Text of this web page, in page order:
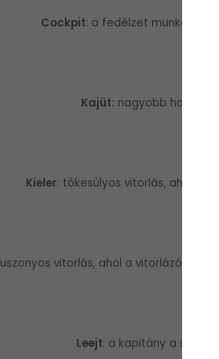
Cockpit: a fedélzet
Kajüt: nagyobb hajók
Kieler: tőkesúlyos vitorlás, ahol a
uszonyos vitorlás, ahol a vitorlázók
Leejt: a kapitány a szél